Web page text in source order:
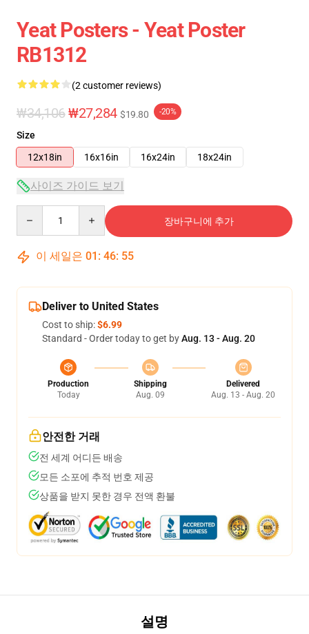
Yeat Posters - Yeat Poster
RB1312
(2 customer reviews)
₩34,106₩27,284 $19.80 -20%
Size
12x18in
16x16in 16x24in 18x24in
사이즈 가이드 보기
장바구니에 추가
이 세일은 01 : 46: 54
Deliver to United States
Cost to ship:$6.99
Standard - Order today to get byAug. 13 - Aug. 20
Production
Today
Shipping
Aug. 09
Delivered
Aug. 13 - Aug. 20
안전한 거래
전 세계 어디든 배송
모든 소포에 추적 번호 제공
상품을 받지 못한 경우 전액 환불
설명